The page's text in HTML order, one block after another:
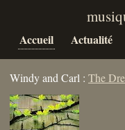
Accueil Actualité
Windy and Carl : The